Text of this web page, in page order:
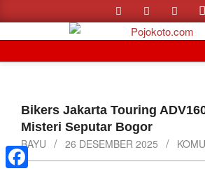
to
content
MenuBikers Jakarta Touring
Misteri Seputar Bogor
BAYU
26 DESEMBER 2025